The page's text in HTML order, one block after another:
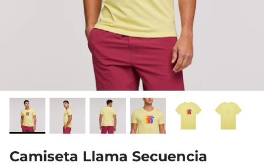
Camiseta Llama Secuencia